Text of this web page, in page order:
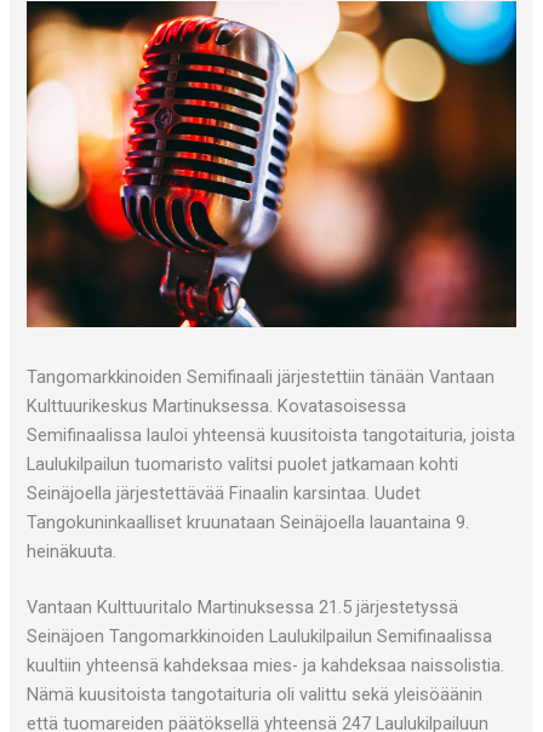
Tangomarkkinoiden Semifinaali järjestettiin tänään Vantaan
Kulttuurikeskus Martinuksessa. Kovatasoisessa
Semifinaalissa lauloi yhteensä kuusitoista tangotaituria, joista
Laulukilpailun tuomaristo valitsi puolet jatkamaan kohti
Seinäjoella järjestettävää Finaalin karsintaa. Uudet
Tangokuninkaalliset kruunataan Seinäjoella lauantaina 9.
heinäkuuta.
Vantaan Kulttuuritalo Martinuksessa 21.5 järjestetyssä
Seinäjoen Tangomarkkinoiden Laulukilpailun Semifinaalissa
kuultiin yhteensä kahdeksaa mies- ja kahdeksaa naissolistia.
Nämä kuusitoista tangotaituria oli valittu sekä yleisöäänin
että tuomareiden päätöksellä yhteensä 247 Laulukilpailuun